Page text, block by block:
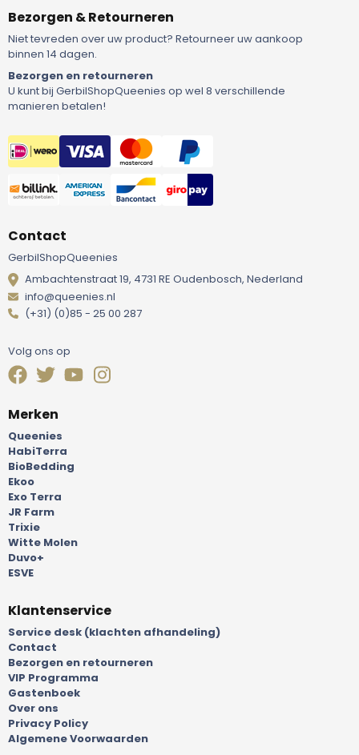
Bezorgen & Retourneren
Niet tevreden over uw product? Retourneer uw aankoop
binnen 14 dagen.
Bezorgen en retourneren
U kunt bij GerbilShopQueenies op wel 8 verschillende
manieren betalen!
Contact
GerbilShopQueenies
Ambachtenstraat 19, 4731 RE Oudenbosch, Nederland
info@queenies.nl
(+31) (0)85 - 25 00 287
Volg ons op
Merken
Queenies
HabiTerra
BioBedding
Ekoo
Exo Terra
JR Farm
Trixie
Witte Molen
Duvo+
ESVE
Klantenservice
Service desk (klachten afhandeling)
Contact
Bezorgen en retourneren
VIP Programma
Gastenboek
Over ons
Privacy Policy
Algemene Voorwaarden